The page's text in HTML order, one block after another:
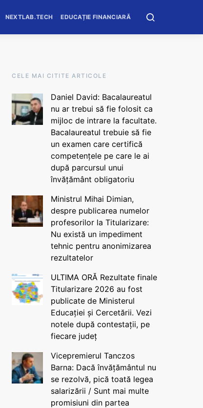
NEXTLAB.TECH EDUCAȚIE FINANCIARĂ
CELE MAI CITITE ARTICOLE
Daniel David: Bacalaureatul
nu ar trebui să fie folosit ca
mijloc de intrare la facultate.
Bacalaureatul trebuie să fie
un examen care certifică
competențele pe care le ai
după parcursul unui
învățământ obligatoriu
Ministrul Mihai Dimian,
despre publicarea numelor
profesorilor la Titularizare:
Nu există un impediment
tehnic pentru anonimizarea
rezultatelor
ULTIMA ORĂ Rezultate finale
Titularizare 2026 au fost
publicate de Ministerul
Educației și Cercetării. Vezi
notele după contestații, pe
fiecare județ
Vicepremierul Tanczos
Barna: Dacă învățământul nu
se rezolvă, pică toată legea
salarizării / Sunt mai multe
promisiuni din partea